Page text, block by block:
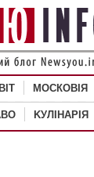
MОСКОВІЯ
KУЛІНАРІЯ